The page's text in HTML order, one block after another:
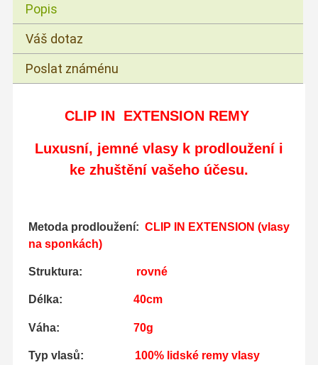
Popis
Váš dotaz
Poslat známénu
CLIP IN EXTENSION REMY
Luxusní, jemné vlasy k prodloužení i
ke zhuštění vašeho účesu.
Metoda prodloužení: CLIP IN EXTENSION (vlasy
na sponkách)
Struktura: rovné
Délka: 40cm
Váha: 70g
Typ vlasů:
100% lidské remy vlasy